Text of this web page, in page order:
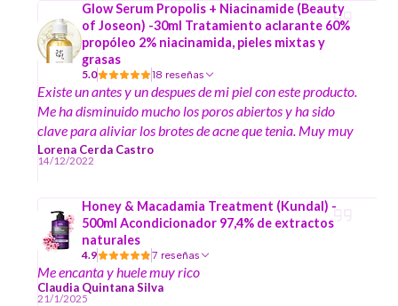
Glow Serum Propolis + Niacinamide (Beauty
of Joseon) -30ml Tratamiento aclarante 60%
propóleo 2% niacinamida, pieles mixtas y
grasas
5.0 18 reseñas
Existe un antes y un despues de mi piel con este producto.
Me ha disminuido mucho los poros abiertos y ha sido
clave para aliviar los brotes de acne que tenia. Muy muy
recomendable
Lorena Cerda Castro
14/12/2022
Honey & Macadamia Treatment (Kundal) -
500ml Acondicionador 97,4% de extractos
naturales
4.9 7 reseñas
Me encanta y huele muy rico
Claudia Quintana Silva
21/1/2025